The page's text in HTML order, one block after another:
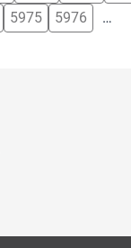
5975 5976 …